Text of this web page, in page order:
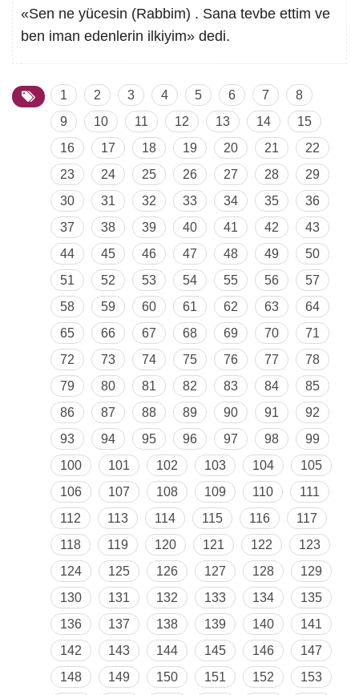
«Sen ne yücesin (Rabbim) . Sana tevbe ettim ve
ben iman edenlerin ilkiyim» dedi.
1 2 3 4 5 6 7
8
9
10 11 12 13 14
15
16
17 18 19 20 21
22
23
24 25 26 27 28
29
30
31 32 33 34 35
36
37
38 39 40 41 42
43
44
45 46 47 48 49
50
51
52 53 54 55 56
57
58
59 60 61 62 63
64
65
66 67 68 69 70
71
72
73 74 75 76 77
78
79
80 81 82 83 84
85
86
87 88 89 90 91
92
93
94 95 96 97 98
99
100
101 102 103 104
105
106
107 108 109 110
111
112
113 114 115 116
117
118
119 120 121 122
123
124
125 126 127 128
129
130
131 132 133 134
135
136
137 138 139 140
141
142
143 144 145 146
147
148
149 150 151 152
153